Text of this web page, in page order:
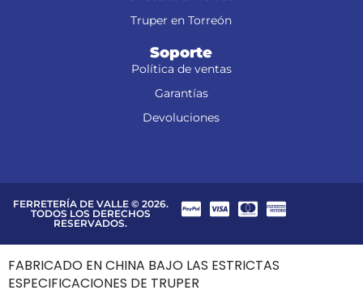
Truper en Torreón
Soporte
Política de ventas
Garantías
Devoluciones
FERRETERÍA DE VALLE © 2026.
TODOS LOS DERECHOS
RESERVADOS.
FABRICADO EN CHINA BAJO LAS ESTRICTAS
ESPECIFICACIONES DE TRUPER